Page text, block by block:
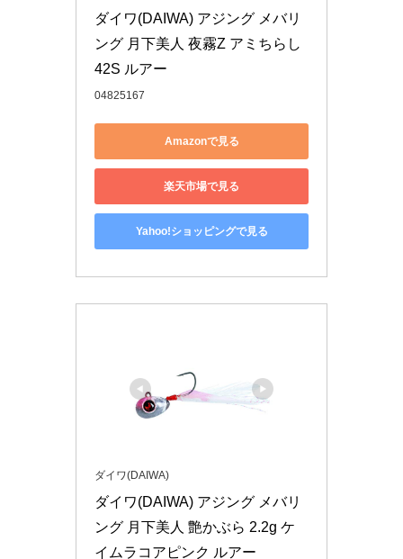
ダイワ(DAIWA) アジング メバリ
ング 月下美人 夜霧Z アミちらし
42S ルアー
04825167
Amazonで見る
楽天市場で見る
Yahoo!ショッピングで見る
ダイワ(DAIWA)
ダイワ(DAIWA) アジング メバリ
ング 月下美人 艶かぶら 2.2g ケ
イムラコアピンク ルアー